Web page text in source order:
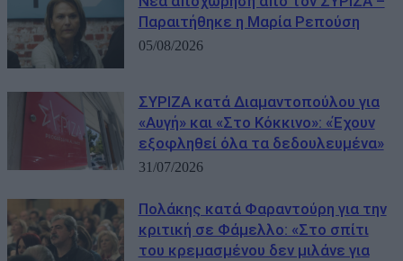
Παραιτήθηκε η Μαρία Ρεπούση
05/08/2026
ΣΥΡΙΖΑ κατά Διαμαντοπούλου για
«Αυγή» και «Στο Κόκκινο»: «Έχουν
εξοφληθεί όλα τα δεδουλευμένα»
31/07/2026
Πολάκης κατά Φαραντούρη για την
κριτική σε Φάμελλο: «Στο σπίτι
του κρεμασμένου δεν μιλάνε για